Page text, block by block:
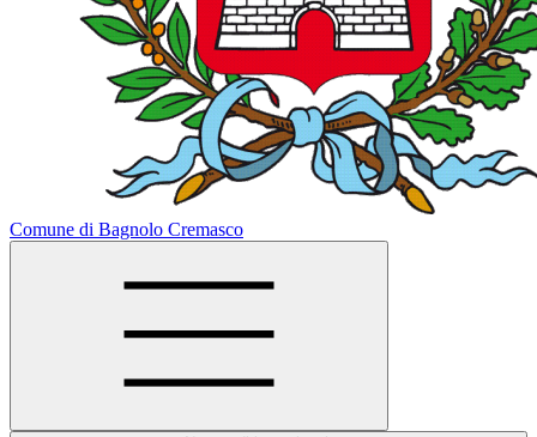
Comune di Bagnolo Cremasco